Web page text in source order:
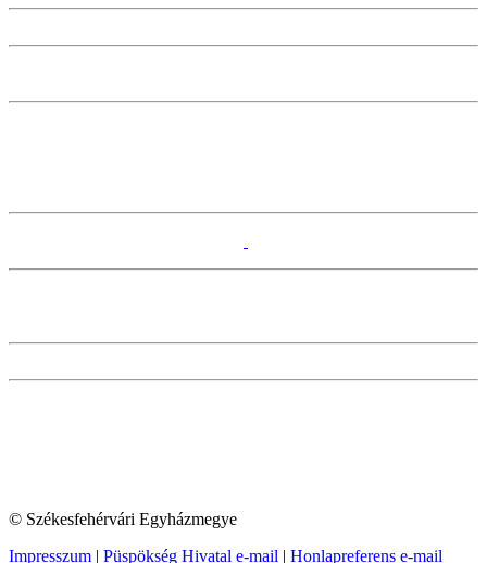
© Székesfehérvári Egyházmegye
Impresszum | Püspökség Hivatal e-mail | Honlapreferens e-mail